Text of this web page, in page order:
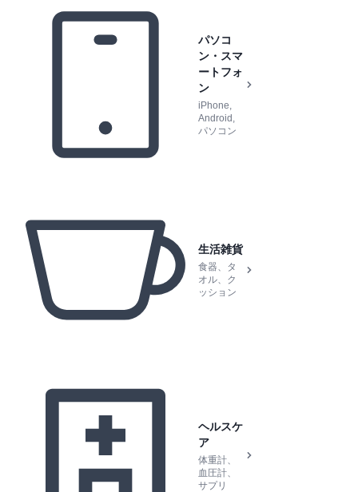
パソコ
ン・スマ
ートフォ
ン
iPhone,
Android,
パソコン
生活雑貨
食器、タ
オル、ク
ッション
ヘルスケ
ア
体重計、
血圧計、
サプリ